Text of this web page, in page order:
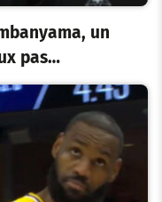
un
pas…